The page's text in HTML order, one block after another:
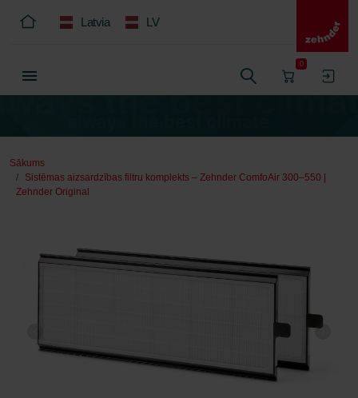
Latvia LV
0
Sākums
Sistēmas aizsardzības filtru komplekts – Zehnder ComfoAir 300–550 |
Zehnder Original